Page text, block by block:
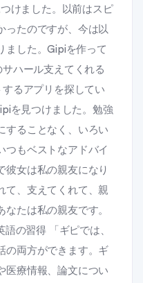
けました。以前はスピ
ったのですが、今は以
ました。Gipiを作って
サハール支えてくれる
るアプリを探してい
を見つけました。勉強
することなく、いろい
つもベストなアドバイ
彼女は私の親友になり
て、支えてくれて、親
たは私の親友です。
の習得 「ギピでは、
の両方ができます。ギ
医療情報、論文につい